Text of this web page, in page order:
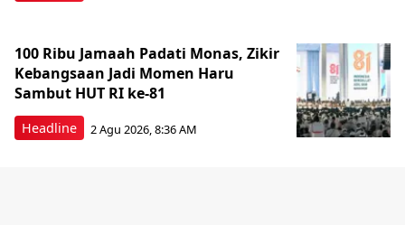
Headline
100 Ribu Jamaah Padati Monas, Zikir
Kebangsaan Jadi Momen Haru
Sambut HUT RI ke-81
2 Agu 2026, 8:36 AM